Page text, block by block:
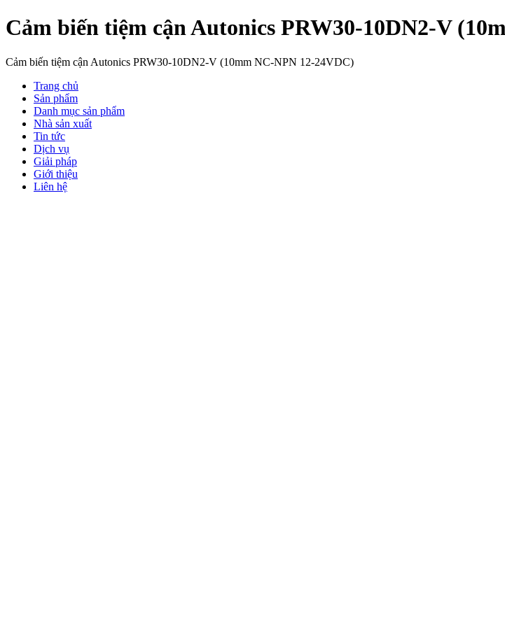
Cảm biến tiệm cận Autonics PRW30-10DN2-V
Cảm biến tiệm cận Autonics PRW30-10DN2-V (10mm NC-NPN 12-24VDC)
Trang chủ
Sản phẩm
Danh mục sản phẩm
Nhà sản xuất
Tin tức
Dịch vụ
Giải pháp
Giới thiệu
Liên hệ